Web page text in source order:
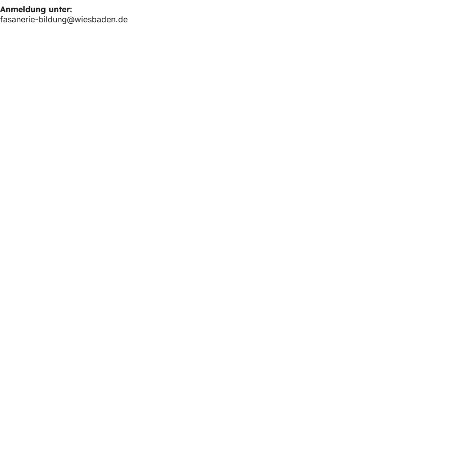
Anmeldung unter:
fasanerie-bildung
wiesbaden de